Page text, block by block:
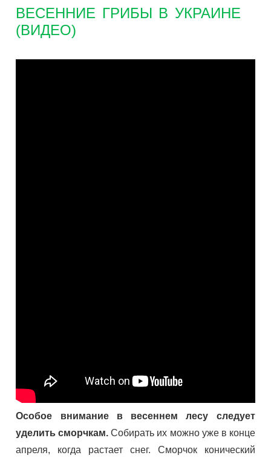
ВЕСЕННИЕ ГРИБЫ В УКРАИНЕ
(ВИДЕО)
Особое внимание в весеннем лесу следует
уделить сморчкам. Собирать их можно уже в конце
апреля, когда растает снег. Сморчок конический